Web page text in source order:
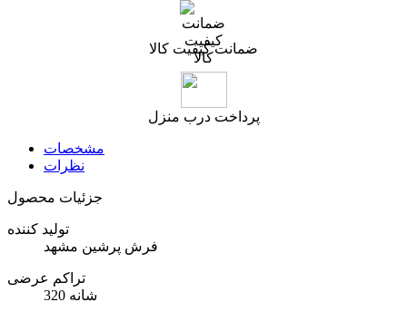
ضمانت کیفیت کالا
پرداخت درب منزل
مشخصات
نظرات
جزئیات محصول
تولید کننده
فرش پرشین مشهد
تراکم عرضی
320 شانه